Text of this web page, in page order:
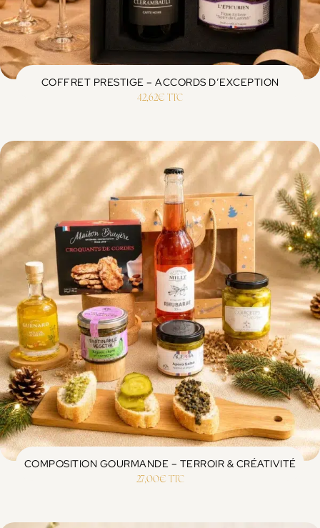
COFFRET PRESTIGE – ACCORDS D’EXCEPTION
42,62€ TTC
COMPOSITION GOURMANDE – TERROIR & CRÉATIVITÉ
27,00€ TTC